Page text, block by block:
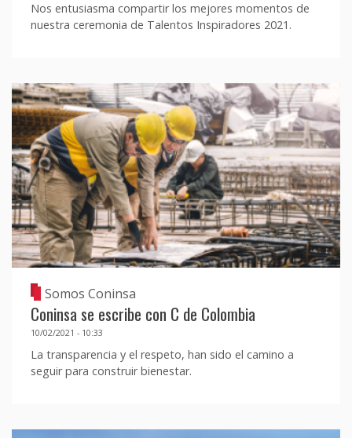
Nos entusiasma compartir los mejores momentos de
nuestra ceremonia de Talentos Inspiradores 2021.
Somos Coninsa
Coninsa se escribe con C de Colombia
10/02/2021 - 10:33
La transparencia y el respeto, han sido el camino a
seguir para construir bienestar.